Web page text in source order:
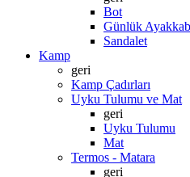
Bot
Günlük
Sandalet
Kamp
geri
Kamp Çadırları
Uyku Tulumu ve Mat
geri
Uyku Tulumu
Mat
Termos - Matara
geri